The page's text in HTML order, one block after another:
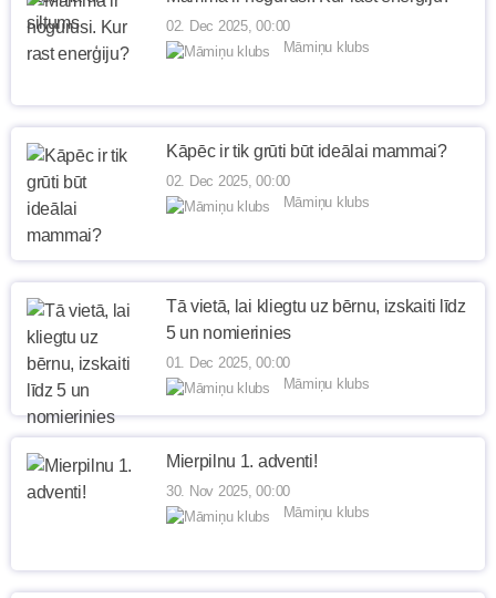
02. Dec 2025, 00:00
Māmiņu klubs
Kāpēc ir tik grūti būt ideālai mammai?
02. Dec 2025, 00:00
Māmiņu klubs
Tā vietā, lai kliegtu uz bērnu, izskaiti līdz
5 un nomierinies
01. Dec 2025, 00:00
Māmiņu klubs
Mierpilnu 1. adventi!
30. Nov 2025, 00:00
Māmiņu klubs